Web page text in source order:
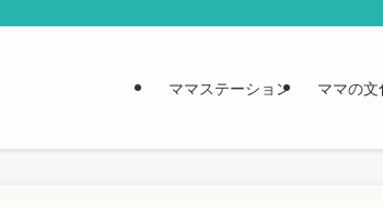
ママステーション ママの